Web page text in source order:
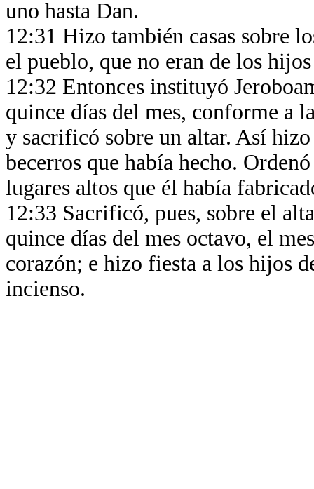
uno hasta Dan.
12:31 Hizo también casas sobre
el pueblo, que no eran de los
12:32 Entonces instituyó
quince días del mes, conforme a
y sacrificó sobre un altar. Así
becerros que había hecho.
lugares altos que él había
12:33 Sacrificó, pues, sobre el
quince días del mes octavo, el
corazón; e hizo fiesta a los hijos
incienso.